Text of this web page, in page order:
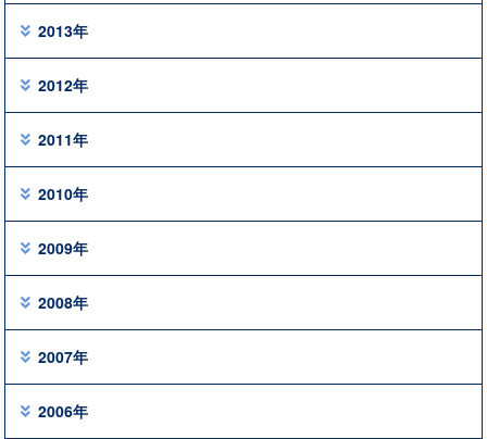
2013年
2012年
2011年
2010年
2009年
2008年
2007年
2006年